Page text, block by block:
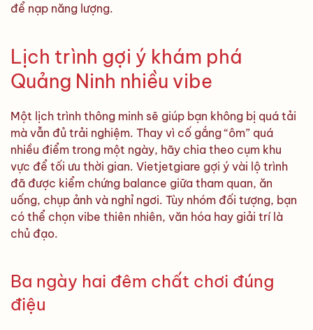
để nạp năng lượng.
Lịch trình gợi ý khám phá
Quảng Ninh nhiều vibe
Một lịch trình thông minh sẽ giúp bạn không bị quá tải
mà vẫn đủ trải nghiệm. Thay vì cố gắng “ôm” quá
nhiều điểm trong một ngày, hãy chia theo cụm khu
vực để tối ưu thời gian. Vietjetgiare gợi ý vài lộ trình
đã được kiểm chứng balance giữa tham quan, ăn
uống, chụp ảnh và nghỉ ngơi. Tùy nhóm đối tượng, bạn
có thể chọn vibe thiên nhiên, văn hóa hay giải trí là
chủ đạo.
Ba ngày hai đêm chất chơi đúng
điệu